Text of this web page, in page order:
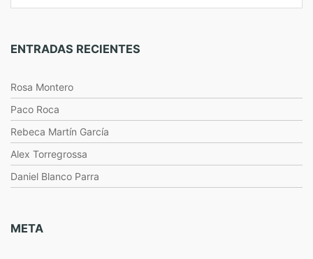
ENTRADAS RECIENTES
Rosa Montero
Paco Roca
Rebeca Martín García
Alex Torregrossa
Daniel Blanco Parra
META